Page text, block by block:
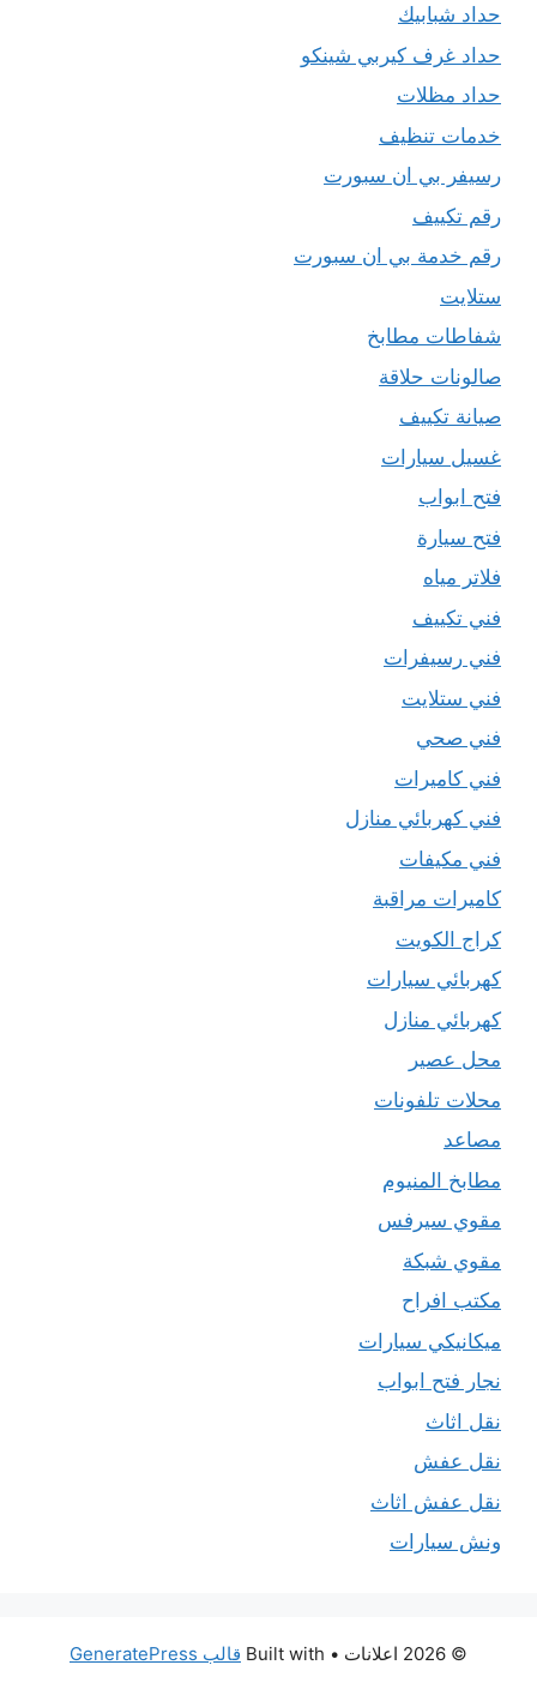
حداد شبابيك
حداد غرف كيربي شينكو
حداد مظلات
خدمات تنظيف
رسيفر بي ان سبورت
رقم تكييف
رقم خدمة بي ان سبورت
ستلايت
شفاطات مطابخ
صالونات حلاقة
صيانة تكييف
غسيل سيارات
فتح ابواب
فتح سيارة
فلاتر مياه
فني تكييف
فني رسيفرات
فني ستلايت
فني صحي
فني كاميرات
فني كهربائي منازل
فني مكيفات
كاميرات مراقبة
كراج الكويت
كهربائي سيارات
كهربائي منازل
محل عصير
محلات تلفونات
مصاعد
مطابخ المنيوم
مقوي سيرفس
مقوي شبكة
مكتب افراح
ميكانيكي سيارات
نجار فتح ابواب
نقل اثاث
نقل عفش
نقل عفش اثاث
ونش سيارات
© 2026 اعلانات • Built with قالب GeneratePress